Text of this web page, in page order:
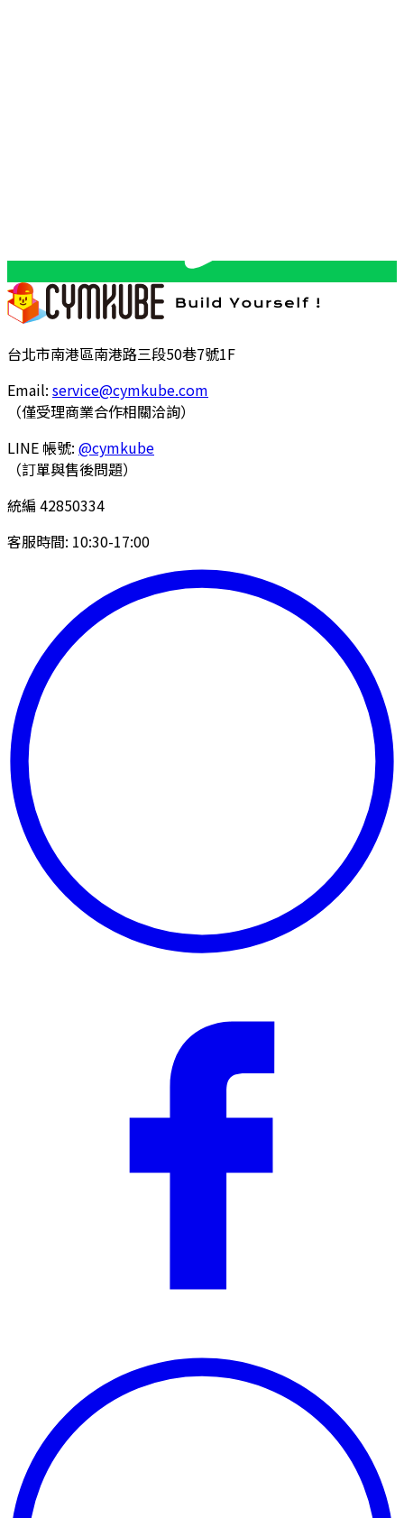
台北市南港區南港路三段50巷7號1F
Email: service@cymkube.com
（僅受理商業合作相關洽詢）
LINE 帳號: @cymkube
（訂單與售後問題）
統編 42850334
客服時間: 10:30-17:00